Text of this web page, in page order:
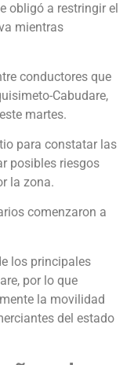
obligó a restringir el
mientras
conductores que
Cabudare,
martes.
para constatar las
posibles riesgos
la zona.
comenzaron a
los principales
por lo que
la movilidad
del estado